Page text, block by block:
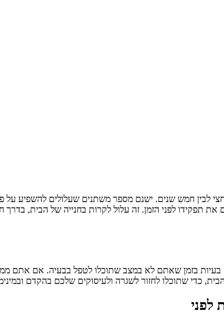
לבין חמש שנים. ישנם מספר משתנים שעלולים להשפיע
תפקידו לפני הזמן. זה עלול לקרות בחנייה של הבית,
בזמן שאתם לא במצב שתוכלו לטפל בבעיה. אם אתם
כדי שתוכלו לחזור לשגרה ולעיסוקים שלכם בהקדם
לפני